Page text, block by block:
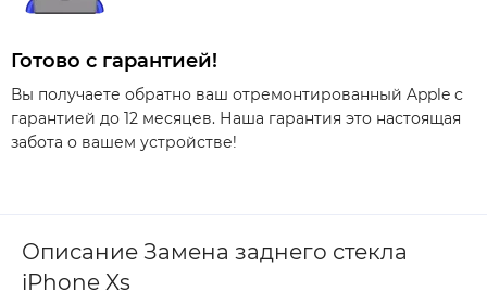
Готово с гарантией!
Вы получаете обратно ваш отремонтированный Apple с
гарантией до 12 месяцев. Наша гарантия это настоящая
забота о вашем устройстве!
Описание Замена заднего стекла
iPhone Xs